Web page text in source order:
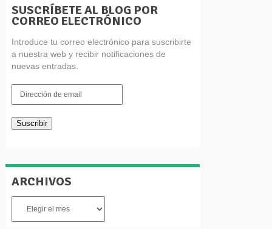
SUSCRÍBETE AL BLOG POR
CORREO ELECTRÓNICO
Introduce tu correo electrónico para suscribirte
a nuestra web y recibir notificaciones de
nuevas entradas.
Dirección
Suscribir
ARCHIVOS